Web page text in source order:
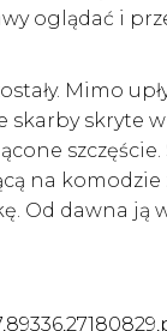
oglądać i
Mimo
skryte
na komodzie
Od dawna ją